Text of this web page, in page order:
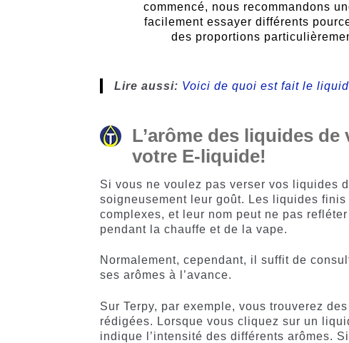
commencé, nous recommandons
facilement essayer différents
des proportions
Lire aussi: Voici de quoi est fait le
L’arôme des liquides
votre E-liquide!
Si vous ne voulez pas verser vos liquides
soigneusement leur goût. Les liquides
complexes, et leur nom peut ne pas
pendant la chauffe et de la vape.
Normalement, cependant, il suffit de
ses arômes à l’avance.
Sur Terpy, par exemple, vous trouverez
rédigées. Lorsque vous cliquez sur un
indique l’intensité des différents arômes.